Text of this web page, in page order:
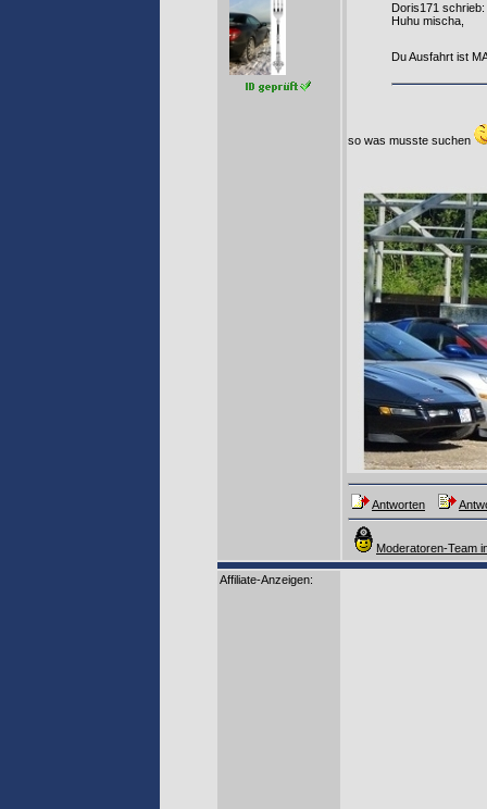
Doris171 schrieb:
Huhu mischa,
Du Ausfahrt ist
so was musste suchen
Antworten
Moderatoren-Team
Affiliate-Anzeigen: